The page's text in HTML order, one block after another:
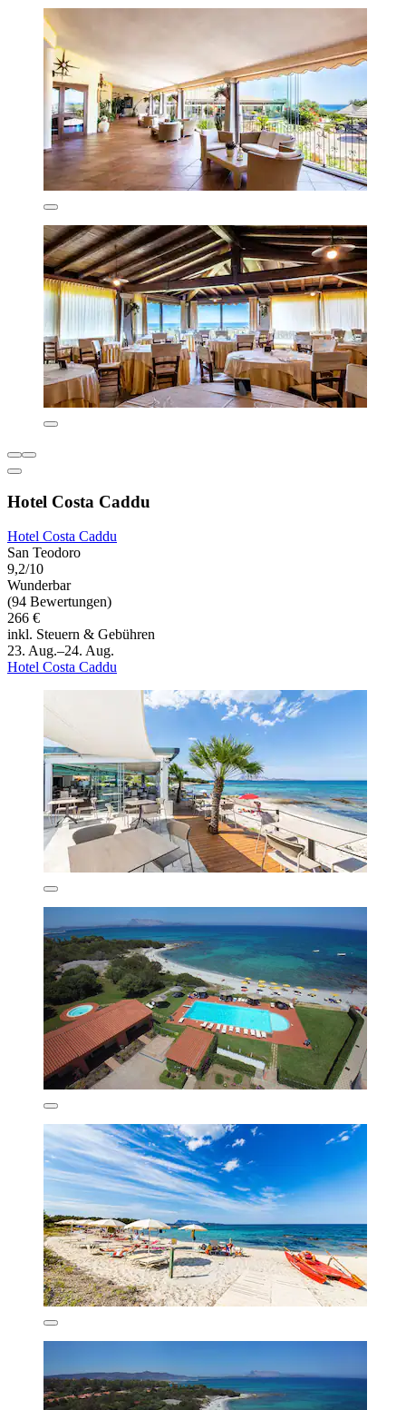
Hotel Costa Caddu
Hotel Costa Caddu
San Teodoro
9,2/10
Wunderbar
(94 Bewertungen)
266 €
inkl. Steuern & Gebühren
23. Aug.–24. Aug.
Hotel Costa Caddu